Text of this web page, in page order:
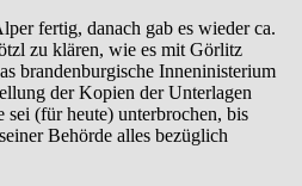
fertig, danach gab es wieder ca.
zu klären, wie es mit Görlitz
brandenburgische Inneninisterium
der Kopien der Unterlagen
sei (für heute) unterbrochen, bis
Behörde alles bezüglich